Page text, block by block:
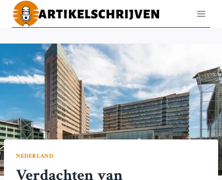
Doorgaan
naar
NEDERLAND
Verdachten van